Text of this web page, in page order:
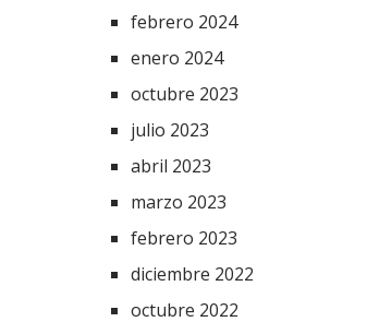
febrero 2024
enero 2024
octubre 2023
julio 2023
abril 2023
marzo 2023
febrero 2023
diciembre 2022
octubre 2022